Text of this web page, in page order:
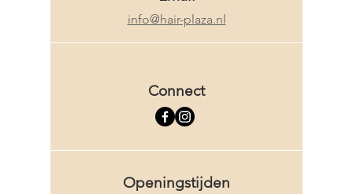
info@hair-plaza.nl
Connect
Openingstijden